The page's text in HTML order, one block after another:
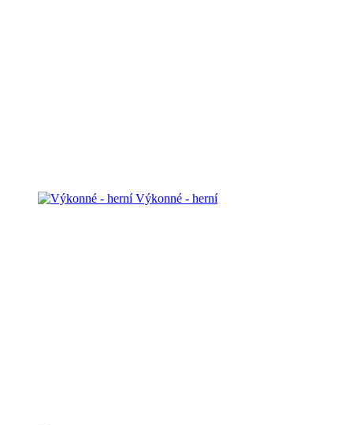
Výkonné - herní